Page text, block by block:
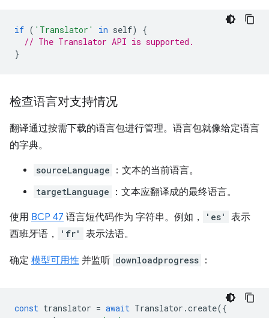
if ( 'Translator' in self)
{
// The Translator API is supported.
}
检查语言对支持情况
翻译通过按需下载的语言包进行管理。语言包就像给定语言
的字典。
sourceLanguage ：文本的当前语言。
targetLanguage ：文本应翻译成的最终语言。
使用 BCP 47 语言短代码作为 字符串。例如， 'es'
表示
西班牙语，
'fr' 表示法语。
确定 模型可用性 并监听 downloadprogress ：
const translator = await Translator .create({